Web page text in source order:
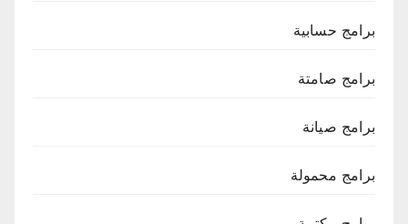
برامج حسابية
برامج صامتة
برامج صيانة
برامج محمولة